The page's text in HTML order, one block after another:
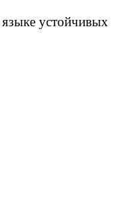
устойчивых